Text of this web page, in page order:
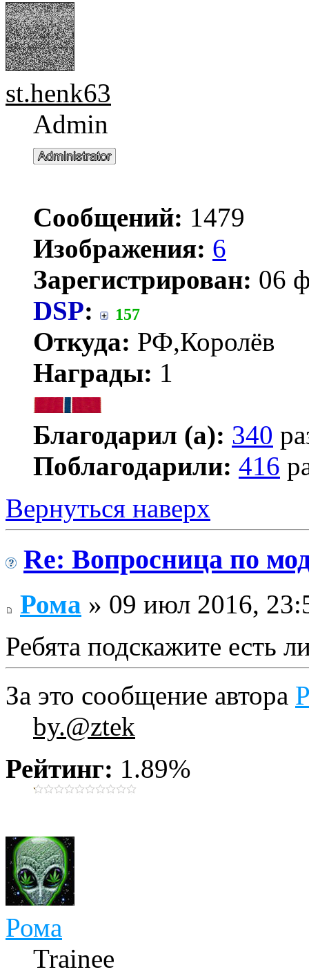
st.henk63
Admin
Сообщений: 1479
Изображения: 6
Зарегистрирован: 06
DSP: 157
Откуда: РФ,Королёв
Награды: 1
Благодарил (а): 340
Поблагодарили: 416
Вернуться наверх
Re: Вопросница по
Рома » 09 июл 2016,
Ребята подскажите есть
За это сообщение автора
by.@ztek
Рейтинг: 1.89%
Рома
Trainee